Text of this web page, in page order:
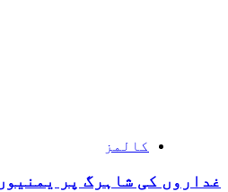
کالمز
غداروں کی شاہرگ پر